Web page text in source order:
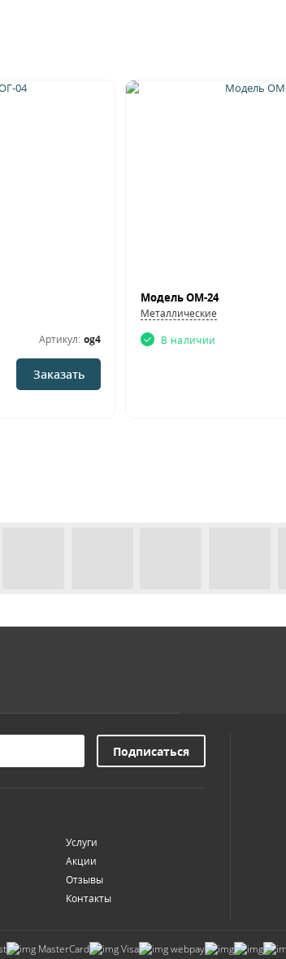
Артикул: og4
Заказать
Модель ОМ-24
Металлические
В наличии
Услуги
Акции
Отзывы
Контакты